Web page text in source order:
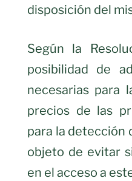
disposición del
Según la
posibilidad de
necesarias para
precios de las
para la detección
objeto de evitar
en el acceso a